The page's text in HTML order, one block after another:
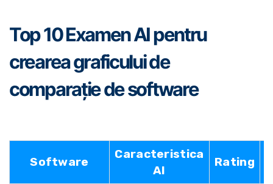
Top 10 Examen AI pentru
crearea graficului de
comparație de software
Software
Caracteristica
AI
Rating